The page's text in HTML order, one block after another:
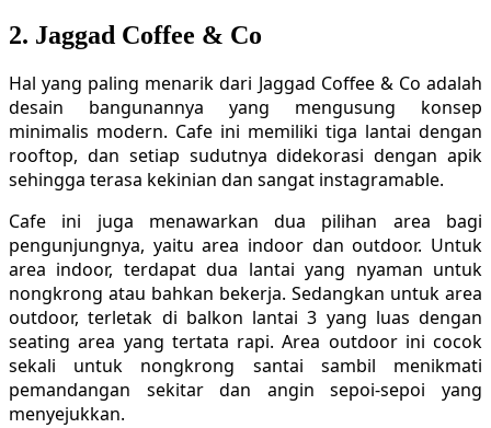
2. Jaggad Coffee & Co
Hal yang paling menarik dari Jaggad Coffee & Co adalah
desain bangunannya yang mengusung konsep
minimalis modern. Cafe ini memiliki tiga lantai dengan
rooftop, dan setiap sudutnya didekorasi dengan apik
sehingga terasa kekinian dan sangat instagramable.
Cafe ini juga menawarkan dua pilihan area bagi
pengunjungnya, yaitu area indoor dan outdoor. Untuk
area indoor, terdapat dua lantai yang nyaman untuk
nongkrong atau bahkan bekerja. Sedangkan untuk area
outdoor, terletak di balkon lantai 3 yang luas dengan
seating area yang tertata rapi. Area outdoor ini cocok
sekali untuk nongkrong santai sambil menikmati
pemandangan sekitar dan angin sepoi-sepoi yang
menyejukkan.